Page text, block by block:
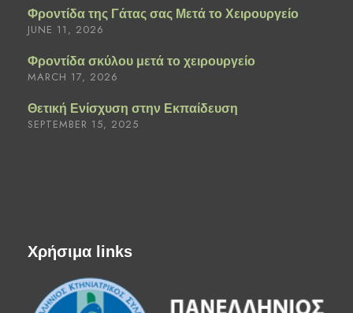
Φροντίδα της Γάτας σας Μετά το Χειρουργείο
JUNE 11, 2026
Φροντίδα σκύλου μετά το χειρουργείο
MARCH 17, 2026
Θετική Ενίσχυση στην Εκπαίδευση
SEPTEMBER 15, 2025
Χρήσιμα links